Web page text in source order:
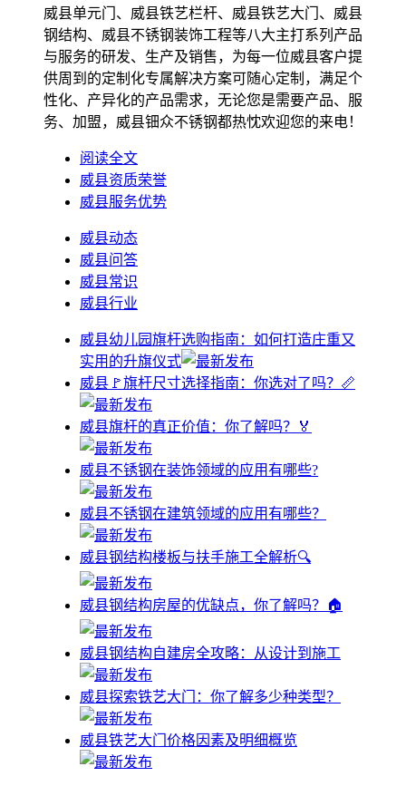
威县单元门、威县铁艺栏杆、威县铁艺大门、威县
钢结构、威县不锈钢装饰工程等八大主打系列产品
与服务的研发、生产及销售，为每一位威县客户提
供周到的定制化专属解决方案可随心定制，满足个
性化、产异化的产品需求，无论您是需要产品、服
务、加盟，威县钿众不锈钢都热忱欢迎您的来电！
阅读全文
威县资质荣誉
威县服务优势
威县动态
威县问答
威县常识
威县行业
威县幼儿园旗杆选购指南：如何打造庄重又
实用的升旗仪式
威县🚩旗杆尺寸选择指南：你选对了吗？📏
威县旗杆的真正价值：你了解吗？🏅
威县不锈钢在装饰领域的应用有哪些?
威县不锈钢在建筑领域的应用有哪些？
威县钢结构楼板与扶手施工全解析🔍
威县钢结构房屋的优缺点，你了解吗？🏠
威县钢结构自建房全攻略：从设计到施工
威县探索铁艺大门：你了解多少种类型？
威县铁艺大门价格因素及明细概览